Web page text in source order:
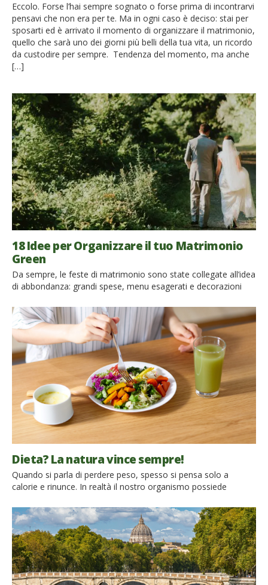
Eccolo. Forse l’hai sempre sognato o forse prima di incontrarvi
pensavi che non era per te. Ma in ogni caso è deciso: stai per
sposarti ed è arrivato il momento di organizzare il matrimonio,
quello che sarà uno dei giorni più belli della tua vita, un ricordo
da custodire per sempre. Tendenza del momento, ma anche
[…]
18 Idee per Organizzare il tuo Matrimonio
Green
Da sempre, le feste di matrimonio sono state collegate all’idea
di abbondanza: grandi spese, menu esagerati e decorazioni
matrimonio negli Stati Uniti si producono circa 180 kg di rifiuti.
Fortunatamente molte coppie si stanno avvicinando ad una
visione più green del matrimonio, scegliendo soluzioni come
pranzi […]
Dieta? La natura vince sempre!
Quando si parla di perdere peso, spesso si pensa solo a
calorie e rinunce. In realtà il nostro organismo possiede
di sazietà. Alcuni alimenti, soprattutto quelli vegetali, ricchi di
fibre e poco trasformati, possono favorire questi processi e
aiutarci a mangiare in modo più equilibrato. […]